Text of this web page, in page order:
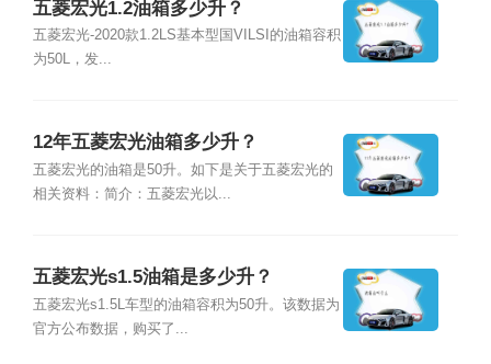
五菱宏光1.2油箱多少升？
五菱宏光-2020款1.2LS基本型国VILSI的油箱容积
为50L，发...
12年五菱宏光油箱多少升？
五菱宏光的油箱是50升。如下是关于五菱宏光的
相关资料：简介：五菱宏光以...
五菱宏光s1.5油箱是多少升？
五菱宏光s1.5L车型的油箱容积为50升。该数据为
官方公布数据，购买了...